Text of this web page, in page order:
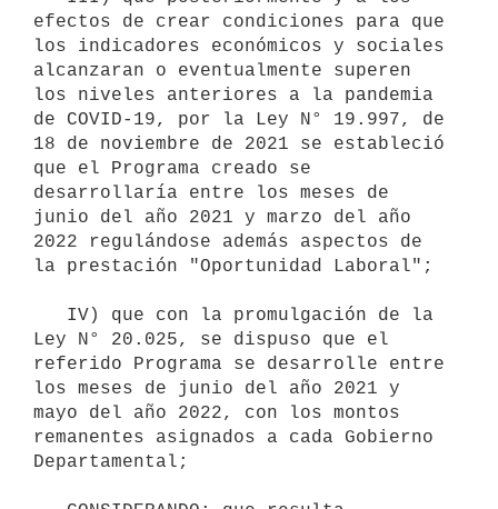
efectos de crear condiciones para que
los indicadores económicos y sociales
alcanzaran o eventualmente superen
los niveles anteriores a la pandemia
de COVID-19, por la Ley N° 19.997, de
18 de noviembre de 2021 se estableció
que el Programa creado se
desarrollaría entre los meses de
junio del año 2021 y marzo del año
2022 regulándose además aspectos de
la prestación "Oportunidad Laboral";
Ley N° 20.025, se dispuso que el
referido Programa se desarrolle entre
los meses de junio del año 2021 y
mayo del año 2022, con los montos
remanentes asignados a cada Gobierno
Departamental;